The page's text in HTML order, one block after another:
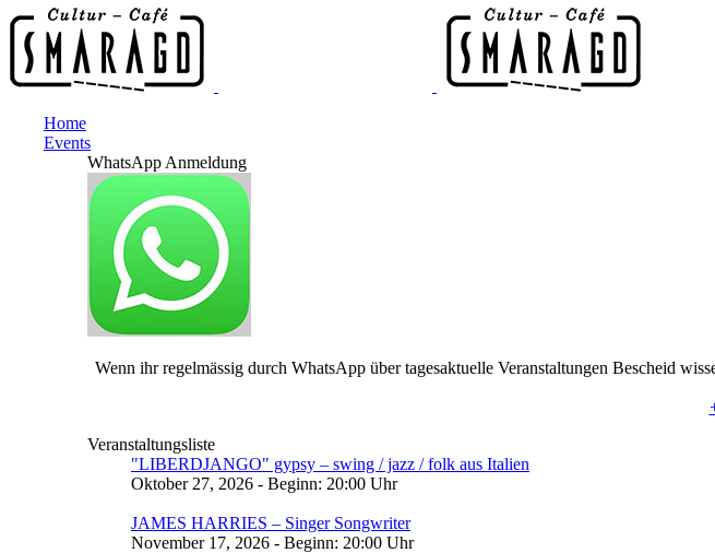
Home
Events
WhatsApp Anmeldung
Wenn ihr regelmässig durch WhatsApp über tagesaktuelle Veranstaltungen Bescheid
Veranstaltungsliste
"LIBERDJANGO" gypsy – swing / jazz / folk aus Italien
Oktober 27, 2026 - Beginn: 20:00 Uhr
JAMES HARRIES – Singer Songwriter
November 17, 2026 - Beginn: 20:00 Uhr